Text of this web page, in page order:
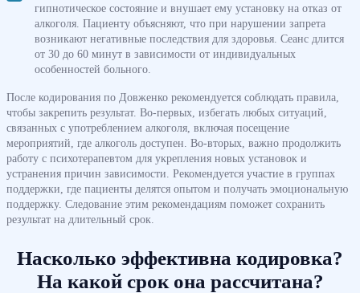
гипнотическое состояние и внушает ему установку на отказ от
алкоголя. Пациенту объясняют, что при нарушении запрета
возникают негативные последствия для здоровья. Сеанс длится
от 30 до 60 минут в зависимости от индивидуальных
особенностей больного.
После кодирования по Довженко рекомендуется соблюдать правила,
чтобы закрепить результат. Во-первых, избегать любых ситуаций,
связанных с употреблением алкоголя, включая посещение
мероприятий, где алкоголь доступен. Во-вторых, важно продолжить
работу с психотерапевтом для укрепления новых установок и
устранения причин зависимости. Рекомендуется участие в группах
поддержки, где пациенты делятся опытом и получать эмоциональную
поддержку. Следование этим рекомендациям поможет сохранить
результат на длительный срок.
Насколько эффективна кодировка?
На какой срок она рассчитана?